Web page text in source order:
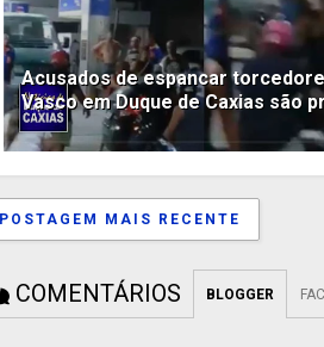
Acusados de espancar
Vasco em Duque de Caxias são
POSTAGEM MAIS RECENTE
COMENTÁRIOS BLOGGER